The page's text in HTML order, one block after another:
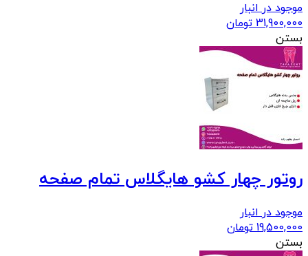
موجود در انبار
31,900,000 تومان
بستن
روتور چهار کشو هایگلاس تمام صفحه
موجود در انبار
19,500,000 تومان
بستن